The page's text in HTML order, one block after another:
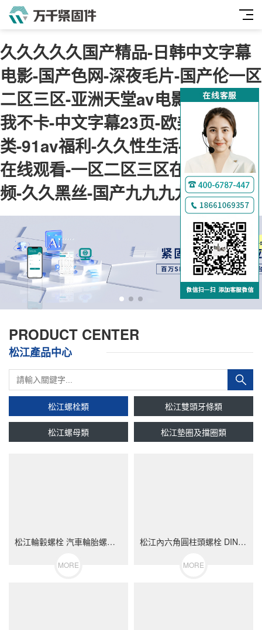
久久久久久国产精品-日韩中文字幕
电影-国产色网-深夜毛片-国产伦一区
二区三区-亚洲天堂av电影-神马午夜
我不卡-中文字幕23页-欧美综合另
类-91av福利-久久性生活-肉肉视频
在线观看-一区二区三区在线免费视
频-久久黑丝-国产九九九九
PRODUCT CENTER
松江產品中心
松江螺栓類 松江雙頭牙條類
松江螺母類 松江墊圈及擋圈類
松江輪轂螺栓 汽車輪胎螺絲 不銹鋼（304/316）碳鋼 合金鋼
MORE
松江內六角圓柱頭螺栓 DIN912 不銹鋼（304/316）碳鋼 合金鋼
MORE